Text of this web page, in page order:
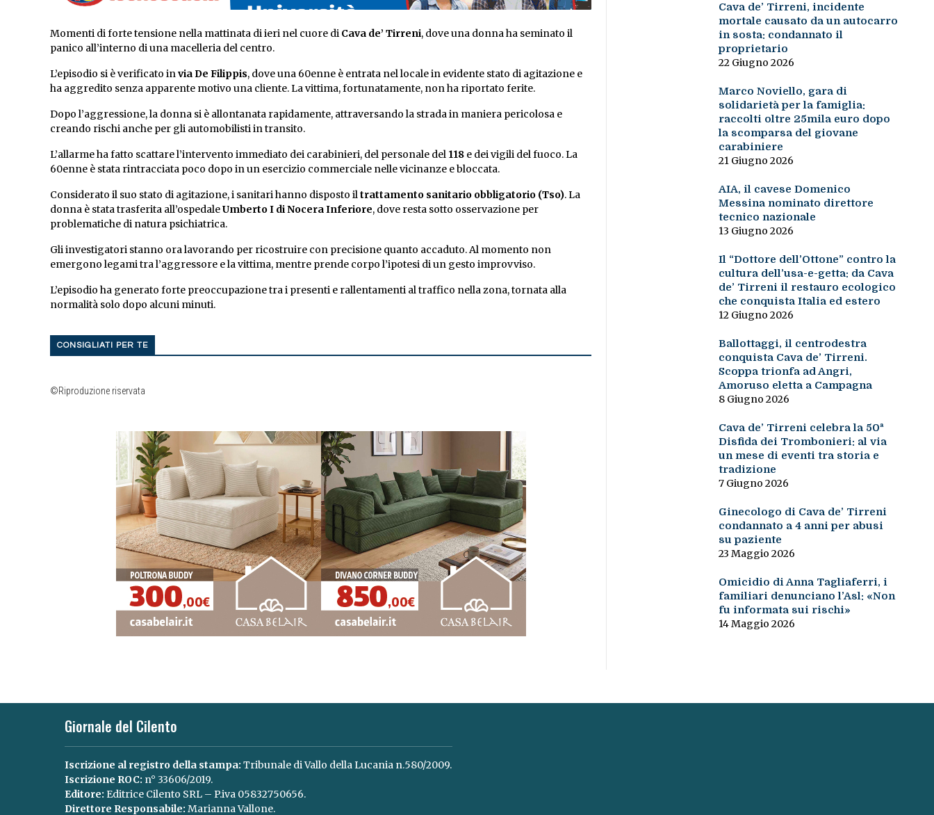
Momenti di forte tensione nella mattinata di ieri nel cuore di Cava de’ Tirreni, dove una donna ha seminato il
panico all’interno di una macelleria del centro.
L’episodio si è verificato invia De Filippis, dove una 60enne è entrata nel locale in evidente stato di agitazione e
ha aggredito senza apparente motivo una cliente. La vittima, fortunatamente, non ha riportato ferite.
Dopo l’aggressione, la donna si è allontanata rapidamente, attraversando la strada in maniera pericolosa e
creando rischi anche per gli automobilisti in transito.
L’allarme ha fatto scattare l’intervento immediato dei carabinieri, del personale del 118 e dei vigili del fuoco. La
60enne è stata rintracciata poco dopo in un esercizio commerciale nelle vicinanze e bloccata.
Considerato il suo stato di agitazione, i sanitari hanno disposto iltrattamento sanitario obbligatorio (Tso). La
donna è stata trasferita all’ospedaleUmberto I di Nocera Inferiore, dove resta sotto osservazione per
problematiche di natura psichiatrica.
Gli investigatori stanno ora lavorando per ricostruire con precisione quanto accaduto. Al momento non
emergono legami tra l’aggressore e la vittima, mentre prende corpo l’ipotesi di un gesto improvviso.
L’episodio ha generato forte preoccupazione tra i presenti e rallentamenti al traffico nella zona, tornata alla
normalità solo dopo alcuni minuti.
CONSIGLIATI PER TE
©Riproduzione riservata
Cava de’ Tirreni, incidente
mortale causato da un autocarro
in sosta: condannato il
proprietario
22 Giugno 2026
Marco Noviello, gara di
solidarietà per la famiglia:
raccolti oltre 25mila euro dopo
la scomparsa del giovane
carabiniere
21 Giugno 2026
AIA, il cavese Domenico
Messina nominato direttore
tecnico nazionale
13 Giugno 2026
Il “Dottore dell’Ottone” contro la
cultura dell’usa-e-getta: da Cava
de’ Tirreni il restauro ecologico
che conquista Italia ed estero
12 Giugno 2026
Ballottaggi, il centrodestra
conquista Cava de’ Tirreni.
Scoppa trionfa ad Angri,
Amoruso eletta a Campagna
8 Giugno 2026
Cava de’ Tirreni celebra la 50ª
Disfida dei Trombonieri: al via
un mese di eventi tra storia e
tradizione
7 Giugno 2026
Ginecologo di Cava de’ Tirreni
condannato a 4 anni per abusi
su paziente
23 Maggio 2026
Omicidio di Anna Tagliaferri, i
familiari denunciano l’Asl: «Non
fu informata sui rischi»
14 Maggio 2026
Giornale del Cilento
Iscrizione al registro della stampa: Tribunale di Vallo della Lucania n.580/2009.
Iscrizione ROC: n° 33606/2019.
Editore: Editrice Cilento SRL – P.iva 05832750656.
Direttore Responsabile: Marianna Vallone.